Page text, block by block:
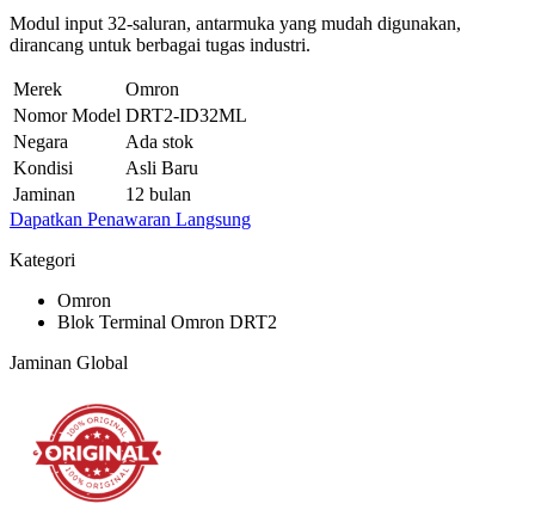
Modul input 32-saluran, antarmuka yang mudah digunakan,
dirancang untuk berbagai tugas industri.
Merek
Omron
Nomor Model DRT2-ID32ML
Negara
Ada stok
Kondisi
Asli Baru
Jaminan
12 bulan
Dapatkan Penawaran Langsung
Kategori
Omron
Blok Terminal Omron DRT2
Jaminan Global